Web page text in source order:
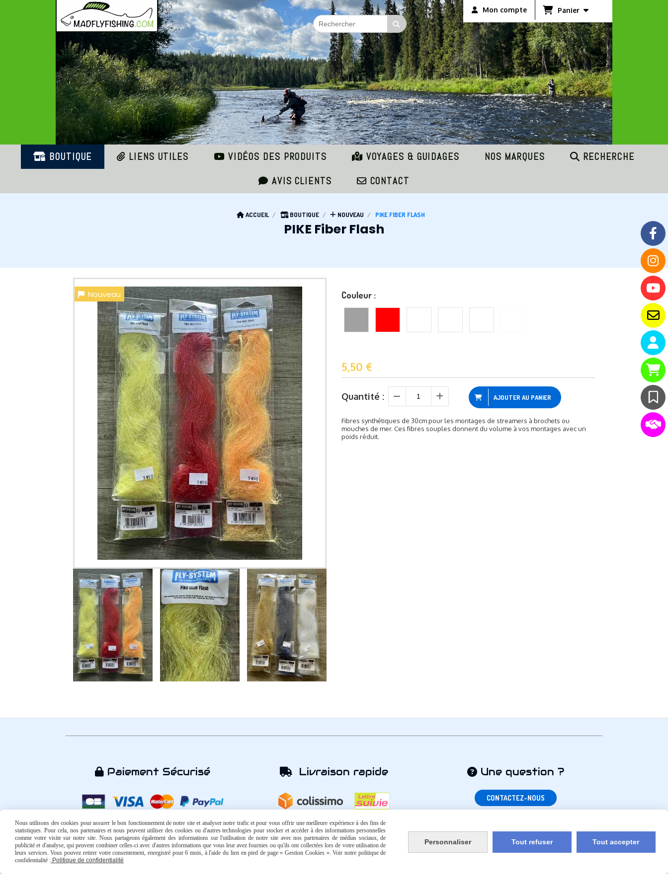
Mon compte Panier
BOUTIQUE LIENS UTILES VIDÉOS DES PRODUITS VOYAGES & GUIDAGES NOS MARQUES
RECHERCHE
AVIS CLIENTS
CONTACT
ACCUEIL BOUTIQUE NOUVEAU PIKE FIBER FLASH
PIKE Fiber Flash
Nouveau Couleur :
5,50 €
Quantité : AJOUTER AU PANIER
Fibres synthétiques de 30cm pour les montages de streamers à brochets ou
mouches de mer. Ces fibres souples donnent du volume à vos montages avec un
poids réduit.
Paiement Sécurisé Livraison rapide Une question ?
CONTACTEZ-NOUS
Autoriser
Panneau de gestion des cookies
Nous utilisons des cookies pour assurer le bon fonctionnement de notre site et analyser notre trafic et pour vous offrir une meilleure expérience à des fins de
statistiques. Pour cela, nos partenaires et nous peuvent utiliser des cookies ou d'autres technologies pour stocker et accéder à des informations personnelles
comme votre visite sur notre site. Nous partageons également des informations sur l'utilisation de notre site avec nos partenaires de médias sociaux, de
publicité et d'analyse, qui peuvent combiner celles-ci avec d'autres informations que vous leur avez fournies ou qu'ils ont collectées lors de votre utilisation de
leurs services. Vous pouvez retirer votre consentement, enregistré pour 6 mois, à l'aide du lien en pied de page « Gestion Cookies ». Voir notre politique de
confidentialité : Politique de confidentialité
Personnaliser Tout refuser Tout accepter